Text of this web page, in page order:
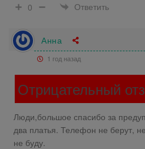
0
Ответить
Анна
1 год назад
Отрицательный
Люди,большое спасибо за
два платья. Телефон не берут,
не буду.